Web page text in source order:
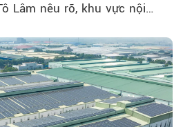
Lâm nêu rõ, khu vực nội